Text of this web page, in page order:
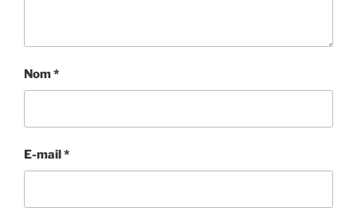
Nom*
E-mail*